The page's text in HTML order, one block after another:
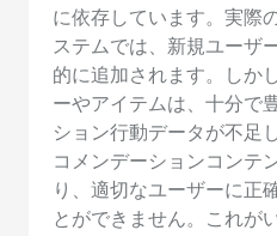
に依存しています。実際
ステムでは、新規ユーザ
的に追加されます。しか
ーやアイテムは、十分で
ション行動データが不足
コメンデーションコンテ
り、適切なユーザーに正
とができません。これが